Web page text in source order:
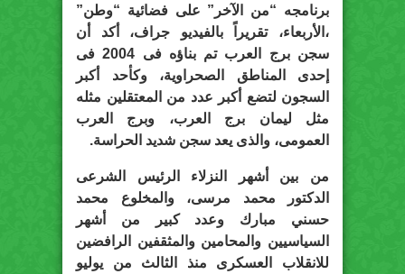
برنامجه “من الآخر” على فضائية “وطن”
،الأربعاء، تقريراً بالفيديو جراف، أكد أن
سجن برج العرب تم بناؤه فى 2004 فى
إحدى المناطق الصحراوية، وكأحد أكبر
السجون لتضع أكبر عدد من المعتقلين مثله
مثل ليمان برج العرب، وبرج العرب
العمومى، والذى يعد سجن شديد الحراسة.
من بين أشهر النزلاء الرئيس الشرعى
الدكتور محمد مرسى، والمخلوع محمد
حسني مبارك وعدد كبير من أشهر
السياسيين والمحامين والمثقفين الرافضين
للانقلاب العسكرى منذ الثالث من يوليو